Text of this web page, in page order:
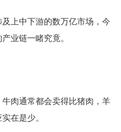
上中下游的数万亿市场，今
业链一睹究竟。
肉通常都会卖得比猪肉，羊
在是少。